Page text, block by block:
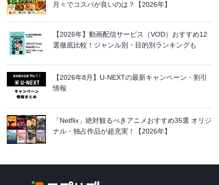
月々でコスパが良いのは？【2026年】
【2026年】動画配信サービス（VOD）おすすめ12
選徹底比較！ジャンル別・目的別ランキングも
【2026年8月】U-NEXTの最新キャンペーン・割引
情報
「Netflix」絶対観るべきアニメおすすめ35選 オリジ
ナル・独占作品が超充実！【2026年】